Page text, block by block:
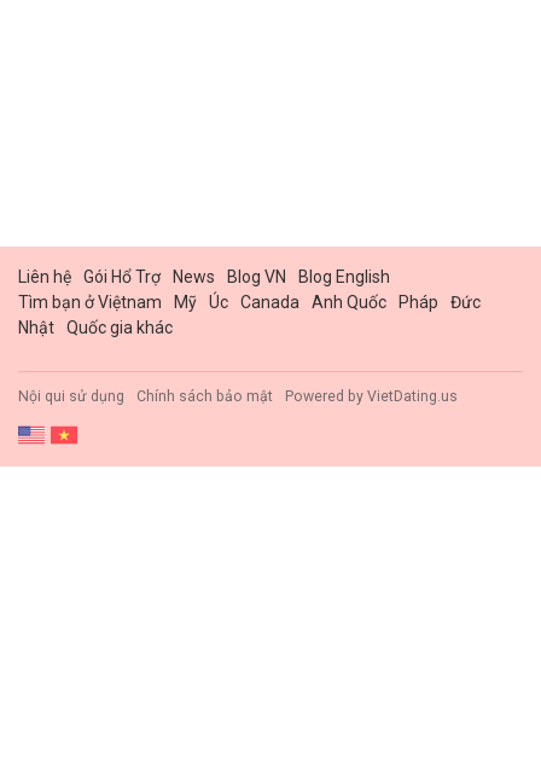
Liên hệ Gói Hổ Trợ News Blog VN
Blog English
Tìm bạn ở Việtnam
Mỹ Úc Canada Anh Quốc Pháp
Đức
Nhật
Quốc gia khác
Nội qui sử dụng Chính sách bảo mật Powered by VietDating.us